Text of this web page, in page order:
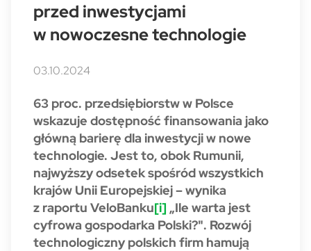
przed inwestycjami
w nowoczesne technologie
03.10.2024
63 proc. przedsiębiorstw w Polsce
wskazuje dostępność finansowania jako
główną barierę dla inwestycji w nowe
technologie. Jest to, obok Rumunii,
najwyższy odsetek spośród wszystkich
krajów Unii Europejskiej – wynika
z raportu VeloBanku[i] „Ile warta jest
cyfrowa gospodarka Polski?". Rozwój
technologiczny polskich firm hamują